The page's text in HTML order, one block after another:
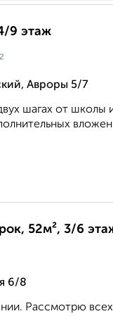
9 этаж
Авроры 5/7
шагах от
52м², 3/6
6/8
Рассмотрю